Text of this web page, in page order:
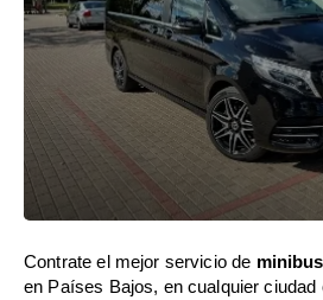
Contrate el mejor servicio de
en Países Bajos, en cualquier ciudad